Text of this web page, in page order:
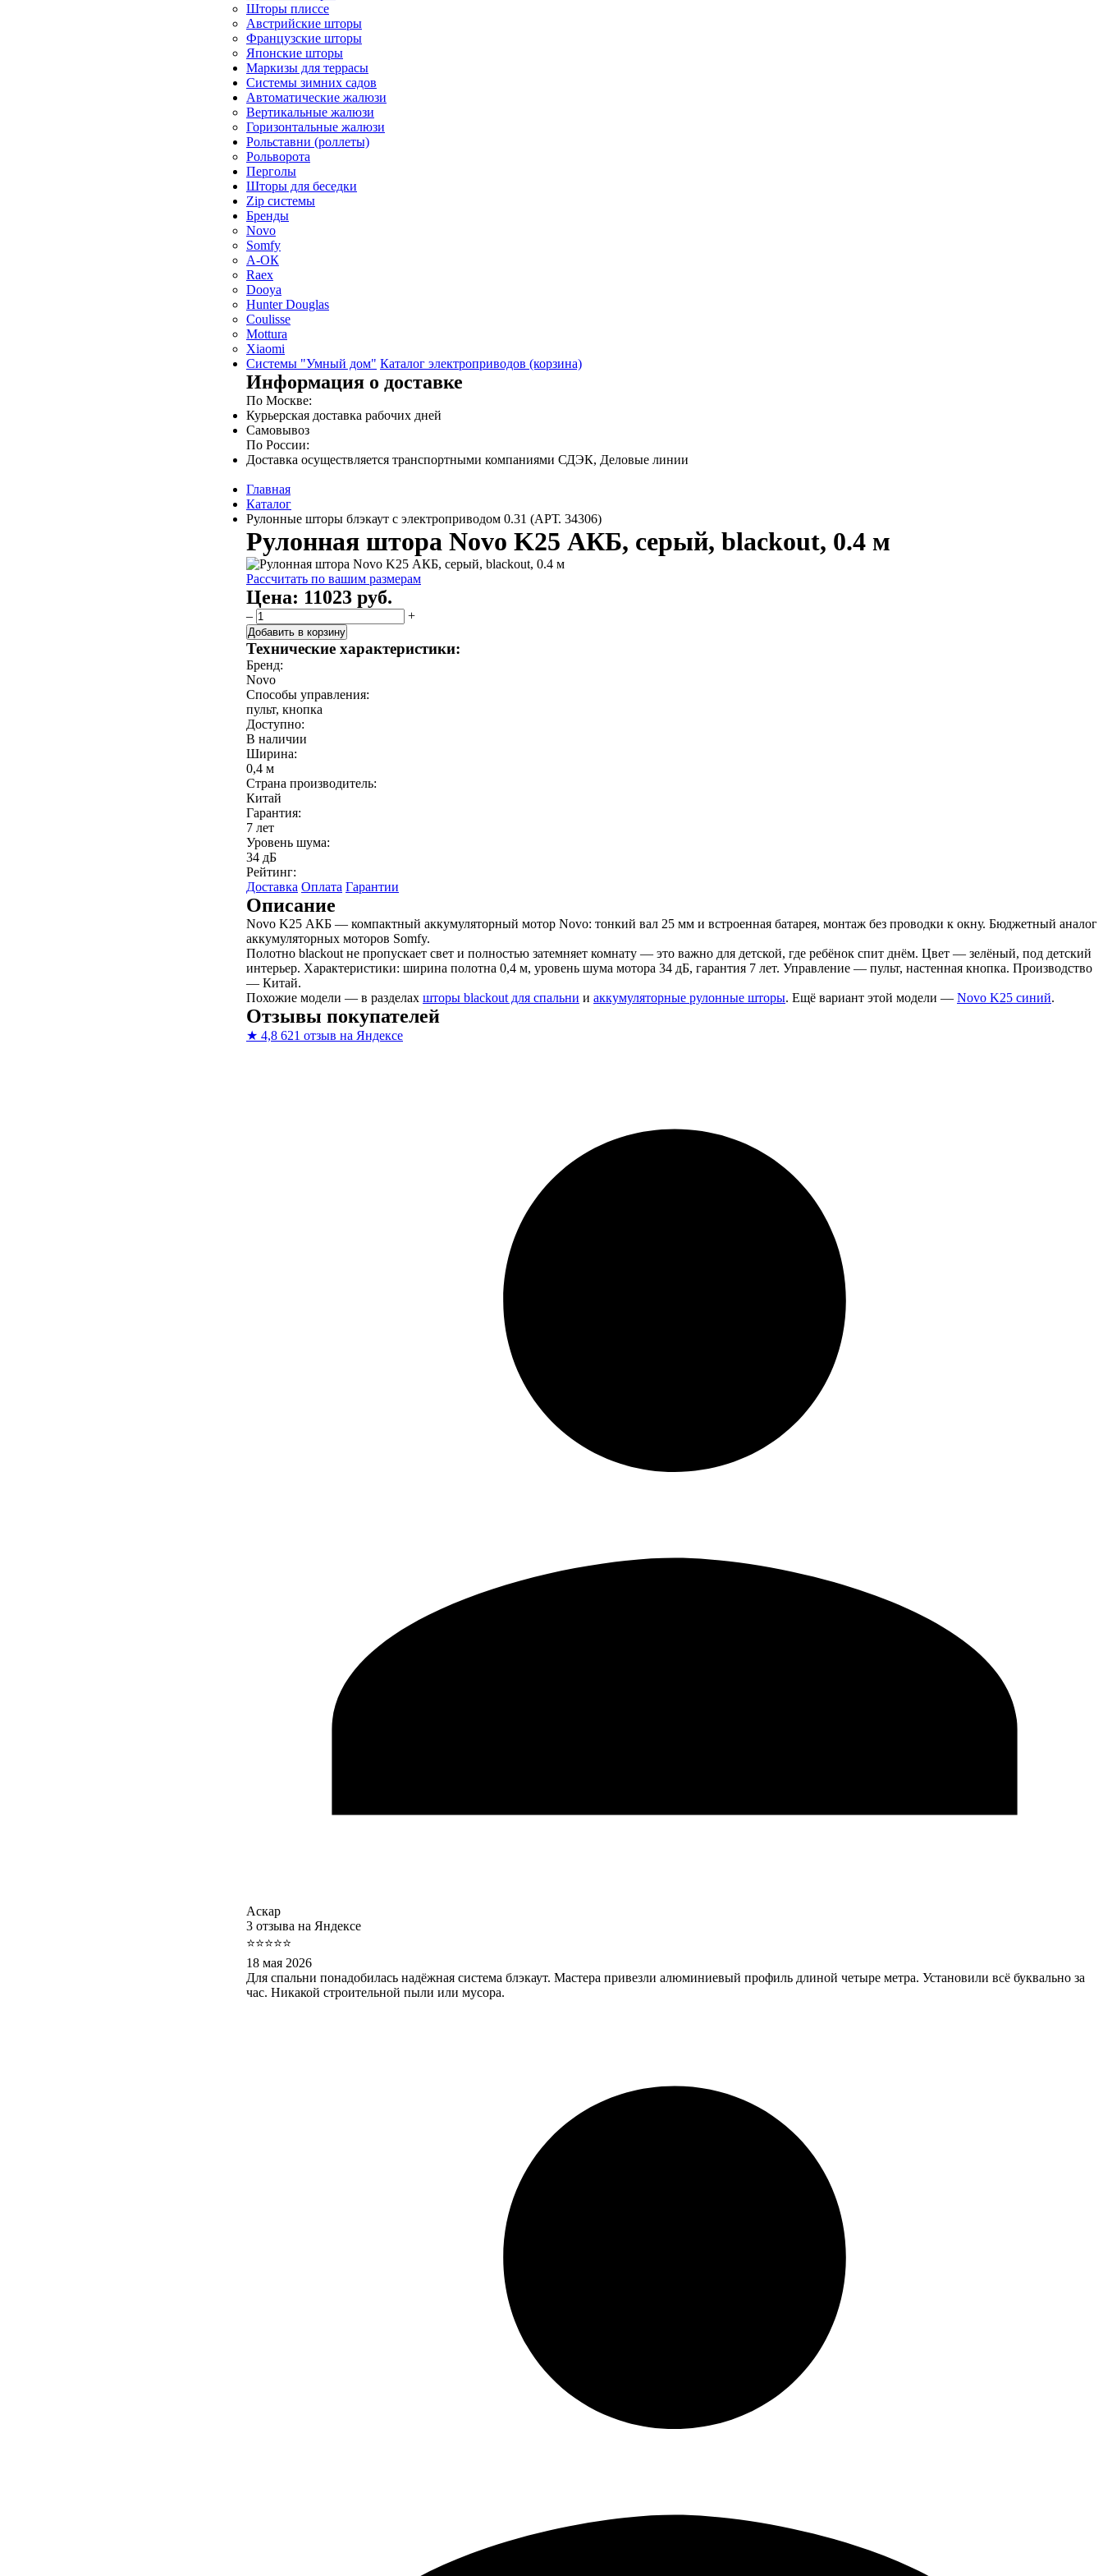
Шторы плиссе
Австрийские шторы
Французские шторы
Японские шторы
Маркизы для террасы
Системы зимних садов
Автоматические жалюзи
Вертикальные жалюзи
Горизонтальные жалюзи
Рольставни (роллеты)
Рольворота
Перголы
Шторы для беседки
Zip системы
Бренды
Novo
Somfy
А-ОК
Raex
Dooya
Hunter Douglas
Coulisse
Mottura
Xiaomi
Системы "Умный дом" Каталог электроприводов (корзина)
Информация о доставке
По Москве:
Курьерская доставка рабочих дней
Самовывоз
По России:
Доставка осуществляется транспортными компаниями СДЭК, Деловые линии
Главная
Каталог
Рулонные шторы блэкаут с электроприводом 0.31 (АРТ. 34306)
Рулонная штора Novo K25 АКБ, серый, blackout, 0.4 м
Рассчитать по вашим размерам
Цена: 11023 руб.
– +
Добавить в корзину
Технические характеристики:
Бренд:
Novo
Способы управления:
пульт, кнопка
Доступно:
В наличии
Ширина:
0,4 м
Страна производитель:
Китай
Гарантия:
7 лет
Уровень шума:
34 дБ
Рейтинг:
Доставка Оплата Гарантии
Описание
Novo K25 АКБ — компактный аккумуляторный мотор Novo: тонкий вал 25 мм и встроенная батарея, монтаж без проводки к окну. Бюджетный аналог
аккумуляторных моторов Somfy.
Полотно blackout не пропускает свет и полностью затемняет комнату — это важно для детской, где ребёнок спит днём. Цвет — зелёный, под детский
интерьер. Характеристики: ширина полотна 0,4 м, уровень шума мотора 34 дБ, гарантия 7 лет. Управление — пульт, настенная кнопка. Производство
— Китай.
Похожие модели — в разделах шторы blackout для спальни и аккумуляторные рулонные шторы. Ещё вариант этой модели — Novo K25 синий.
Отзывы покупателей
★ 4,8 621 отзыв на Яндексе
Аскар
3 отзыва на Яндексе
⭐⭐⭐⭐⭐
18 мая 2026
Для спальни понадобилась надёжная система блэкаут. Мастера привезли алюминиевый профиль длиной четыре метра. Установили всё буквально за
час. Никакой строительной пыли или мусора.